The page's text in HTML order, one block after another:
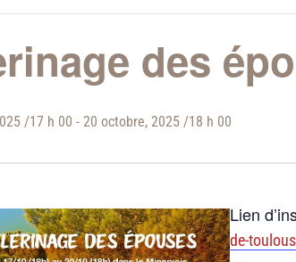
des
/17 h 00 - 20 octobre, 2025 /18 h 00
Lien
de-